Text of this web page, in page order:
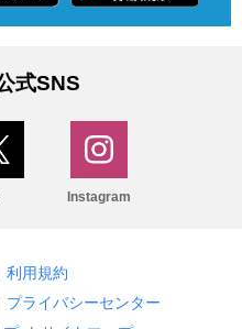
式SNS
Instagram
利用規約
プライバシーセンター